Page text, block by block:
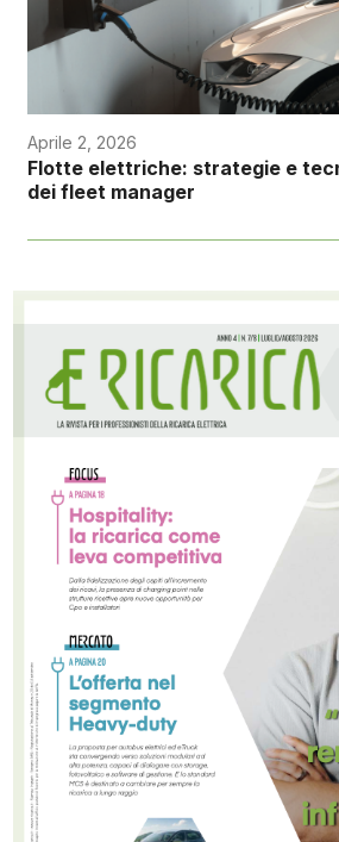
Aprile 2, 2026
Flotte elettriche: strategie e
dei fleet manager